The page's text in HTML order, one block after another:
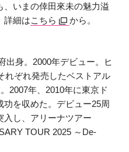
いまの倖田來未の魅力溢
詳細はこちら から。
出身。2000年デビュー。ヒ
れぞれ発売したベストアル
2007年、2010年に東京ド
を収めた。デビュー25周
入し、アリーナツアー
TOUR 2025 ～De-